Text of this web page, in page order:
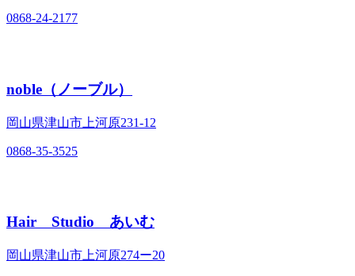
0868-24-2177
noble（ノーブル）
岡山県津山市上河原231‐12
0868-35-3525
Hair Studio あいむ
岡山県津山市上河原274ー20